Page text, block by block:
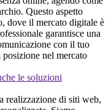
Questo aspetto
dove il mercato digitale è
garantisce una
con il tuo
nel mercato
le soluzioni
realizzazione di siti web,